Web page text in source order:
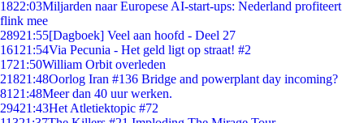
1822:03Miljarden naar Europese AI-start-ups: Nederland profiteert
flink mee
28921:55[Dagboek] Veel aan hoofd - Deel 27
161 21:54Via Pecunia - Het geld ligt op straat! #2
1721:50William Orbit overleden
21821:48Oorlog Iran #136 Bridge and powerplant day incoming?
81 21:48Meer dan 40 uur werken.
29421:43Het Atletiektopic #72